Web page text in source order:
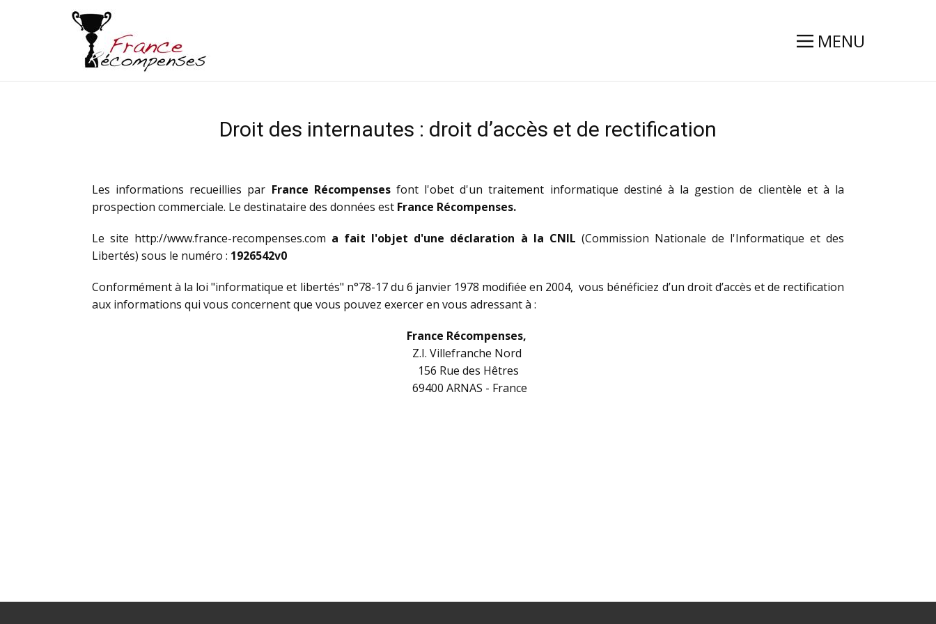
MENU
Droit des internautes : droit d’accès et de rectification
Les informations recueillies par France Récompensesfont l'obet d'un traitement informatique destiné à la gestion de clientèle et à la
prospection commerciale. Le destinataire des données est France Récompenses.
Le site http://www.france-recompenses.com a fait l'objet d'une déclaration à la CNIL (Commission Nationale de l'Informatique et des
Libertés) sous le numéro : 1926542v0
Conformément à la loi "informatique et libertés" n°78-17 du 6 janvier 1978 modifiée en 2004, vous bénéficiez d’un droit d’accès et de rectification
aux informations qui vous concernent que vous pouvez exercer en vous adressant à :
France Récompenses,
Z.I. Villefranche Nord
156 Rue des Hêtres
69400 ARNAS - France